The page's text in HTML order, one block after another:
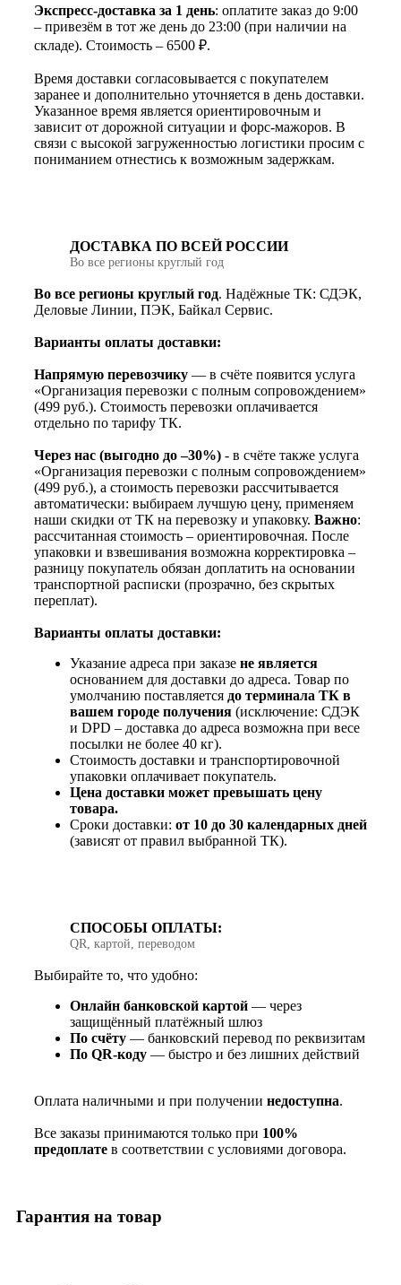
Экспресс-доставка за 1 день: оплатите заказ до 9:00
– привезём в тот же день до 23:00 (при наличии на
складе). Стоимость – 6500 ₽.
Время доставки согласовывается с покупателем
заранее и дополнительно уточняется в день доставки.
Указанное время является ориентировочным и
зависит от дорожной ситуации и форс-мажоров. В
связи с высокой загруженностью логистики просим с
пониманием отнестись к возможным задержкам.
ДОСТАВКА ПО ВСЕЙ РОССИИ
Во все регионы круглый год
Во все регионы круглый год. Надёжные ТК: СДЭК,
Деловые Линии, ПЭК, Байкал Сервис.
Варианты оплаты доставки:
Напрямую перевозчику — в счёте появится услуга
«Организация перевозки с полным сопровождением»
(499 руб.). Стоимость перевозки оплачивается
отдельно по тарифу ТК.
Через нас (выгодно до –30%) - в счёте также услуга
«Организация перевозки с полным сопровождением»
(499 руб.), а стоимость перевозки рассчитывается
автоматически: выбираем лучшую цену, применяем
наши скидки от ТК на перевозку и упаковку. Важно:
рассчитанная стоимость – ориентировочная. После
упаковки и взвешивания возможна корректировка –
разницу покупатель обязан доплатить на основании
транспортной расписки (прозрачно, без скрытых
переплат).
Варианты оплаты доставки:
Указание адреса при заказе не является
основанием для доставки до адреса. Товар по
умолчанию поставляется до терминала ТК в
вашем городе получения (исключение: СДЭК
и DPD – доставка до адреса возможна при весе
посылки не более 40 кг).
Стоимость доставки и транспортировочной
упаковки оплачивает покупатель.
Цена доставки может превышать цену
товара.
Сроки доставки: от 10 до 30 календарных дней
(зависят от правил выбранной ТК).
СПОСОБЫ ОПЛАТЫ:
QR, картой, переводом
Выбирайте то, что удобно:
Онлайн банковской картой — через
защищённый платёжный шлюз
По счёту — банковский перевод по реквизитам
По QR‑коду — быстро и без лишних действий
Оплата наличными и при получении недоступна.
Все заказы принимаются только при 100%
предоплате в соответствии с условиями договора.
Гарантия на товар